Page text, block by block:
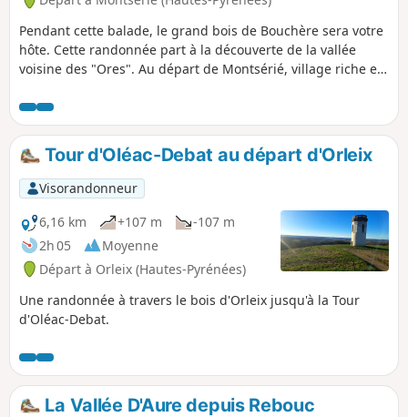
Pendant cette balade, le grand bois de Bouchère sera votre
hôte. Cette randonnée part à la découverte de la vallée
voisine des "Ores". Au départ de Montsérié, village riche en
Forêts. Une Vieille Forêt est une forêt ancienne et mature :
c'est-à-dire que son état boisé est continu depuis au moins
le milieu du XIX° siècle. Vous découvrirez également Bayelle
de Gazave, une vaste et très belle clairière d'altitude,
entourée de montagnes.
Tour d'Oléac-Debat au départ d'Orleix
Visorandonneur
6,16 km
+107 m
-107 m
2h 05
Moyenne
Départ à Orleix (Hautes-Pyrénées)
Une randonnée à travers le bois d'Orleix jusqu'à la Tour
d'Oléac-Debat.
La Vallée D'Aure depuis Rebouc